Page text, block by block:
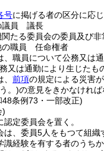
号に掲げる者の区分に応じ
議員 議長
関たる委員会の委員及び
の職員 任命権者
、職員について公務又は
又は通勤により生じたも
前項の規定による災害
。)の意見をきかなければ
48条例73・一部改正)
)
認定委員会を置く。
は、委員5人をもつて組織
識経験を有する者のうち